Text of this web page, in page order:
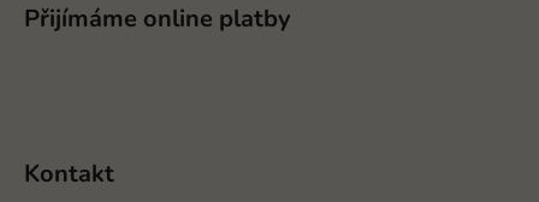
Přijímáme online platby
Kontakt